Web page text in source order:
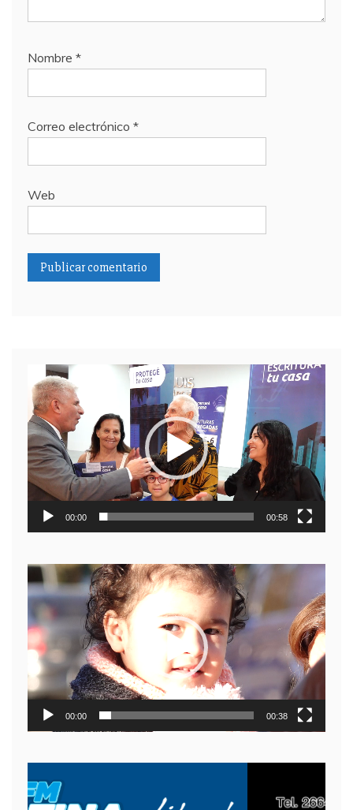
Nombre *
Correo electrónico *
Web
Reproductor
de
video
00:00 00:58
Reproductor
de
video
00:00 00:38